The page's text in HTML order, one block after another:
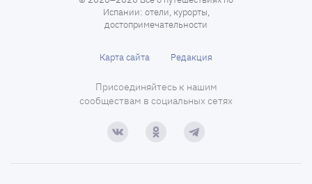
Испании: отели, курорты,
достопримечательности
Карта сайта Редакция
Присоединяйтесь к нашим
сообществам в социальных сетях